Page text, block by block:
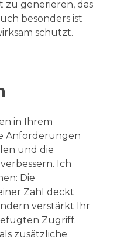
zu generieren, das
besonders ist
schützt.
in Ihrem
Anforderungen
und die
Ich
Die
Zahl deckt
verstärkt Ihr
Zugriff.
zusätzliche